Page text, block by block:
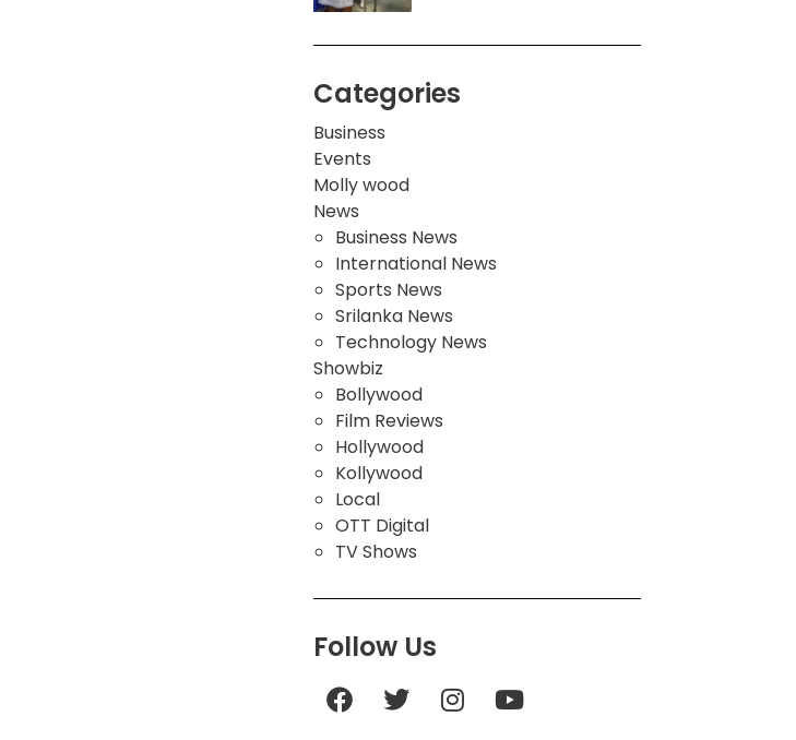
Categories
Business
Events
Molly wood
News
Business News
International News
Sports News
Srilanka News
Technology News
Showbiz
Bollywood
Film Reviews
Hollywood
Kollywood
Local
OTT Digital
TV Shows
Follow Us